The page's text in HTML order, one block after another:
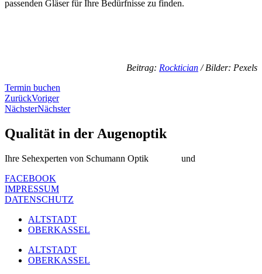
passenden Gläser für Ihre Bedürfnisse zu finden.
Beitrag: Rocktician / Bilder: Pexels
Termin buchen
ZurückVoriger
NächsterNächster
Qualität in der Augenoptik
Ihre Sehexperten von Schumann Optik und
FACEBOOK
IMPRESSUM
DATENSCHUTZ
ALTSTADT
OBERKASSEL
ALTSTADT
OBERKASSEL